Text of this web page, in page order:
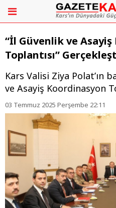
“İl Güvenlik ve
Toplantısı”
Kars Valisi Ziya Polat’ın
ve Asayiş Koordinasyon
03 Temmuz 2025 Perşembe 22:11